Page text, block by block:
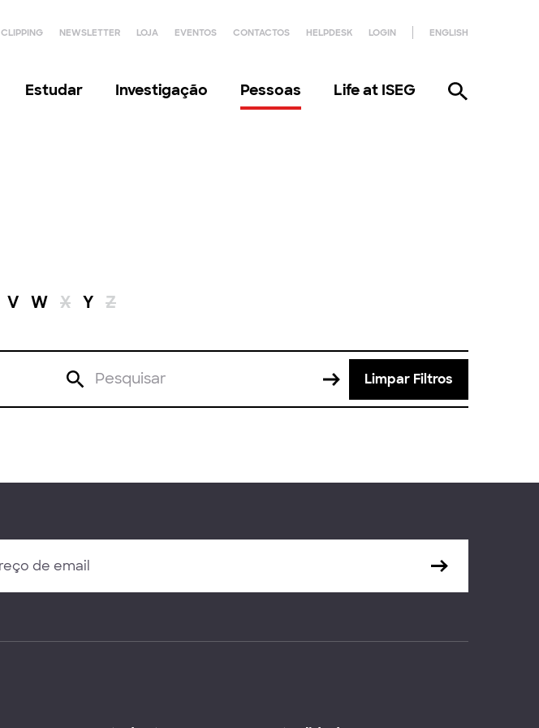
CLIPPING NEWSLETTER LOJA EVENTOS CONTACTOS HELPDESK LOGIN ENGLISH
Estudar Investigação Pessoas Life at ISEG
V W X Y Z
Limpar Filtros